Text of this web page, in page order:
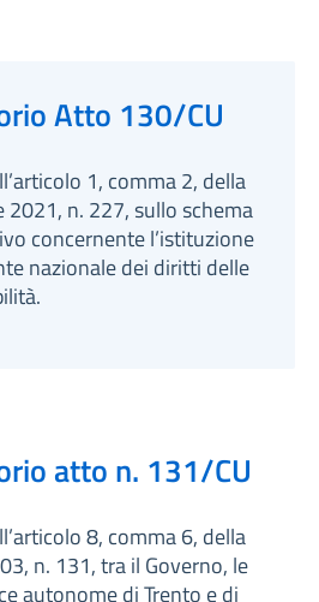
Atto 130/CU
1, comma 2, della
2021, n. 227, sullo schema
concernente l’istituzione
nazionale dei diritti delle
atto n. 131/CU
8, comma 6, della
n. 131, tra il Governo, le
autonome di Trento e di